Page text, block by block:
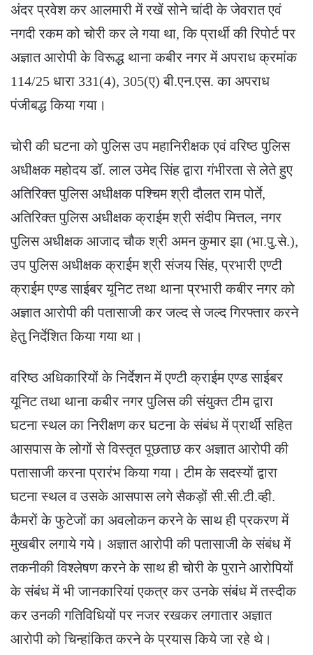
अंदर प्रवेश कर आलमारी में रखें सोने चांदी के जेवरात एवं
नगदी रकम को चोरी कर ले गया था, कि प्रार्थी की रिपोर्ट पर
अज्ञात आरोपी के विरूद्ध थाना कबीर नगर में अपराध क्रमांक
114/25 धारा 331(4), 305(ए) बी.एन.एस. का अपराध
पंजीबद्ध किया गया।
चोरी की घटना को पुलिस उप महानिरीक्षक एवं वरिष्ठ पुलिस
अधीक्षक महोदय डॉ. लाल उमेद सिंह द्वारा गंभीरता से लेते हुए
अतिरिक्त पुलिस अधीक्षक पश्चिम श्री दौलत राम पोर्ते,
अतिरिक्त पुलिस अधीक्षक क्राईम श्री संदीप मित्तल, नगर
पुलिस अधीक्षक आजाद चौक श्री अमन कुमार झा (भा.पु.से.),
उप पुलिस अधीक्षक क्राईम श्री संजय सिंह, प्रभारी एण्टी
क्राईम एण्ड साईबर यूनिट तथा थाना प्रभारी कबीर नगर को
अज्ञात आरोपी की पतासाजी कर जल्द से जल्द गिरफ्तार करने
हेतु निर्देशित किया गया था।
वरिष्ठ अधिकारियों के निर्देशन में एण्टी क्राईम एण्ड साईबर
यूनिट तथा थाना कबीर नगर पुलिस की संयुक्त टीम द्वारा
घटना स्थल का निरीक्षण कर घटना के संबंध में प्रार्थी सहित
आसपास के लोगों से विस्तृत पूछताछ कर अज्ञात आरोपी की
पतासाजी करना प्रारंभ किया गया। टीम के सदस्यों द्वारा
घटना स्थल व उसके आसपास लगे सैकड़ों सी.सी.टी.व्ही.
कैमरों के फुटेजों का अवलोकन करने के साथ ही प्रकरण में
मुखबीर लगाये गये। अज्ञात आरोपी की पतासाजी के संबंध में
तकनीकी विश्लेषण करने के साथ ही चोरी के पुराने आरोपियों
के संबंध में भी जानकारियां एकत्र कर उनके संबंध में तस्दीक
कर उनकी गतिविधियों पर नजर रखकर लगातार अज्ञात
आरोपी को चिन्हांकित करने के प्रयास किये जा रहे थे।